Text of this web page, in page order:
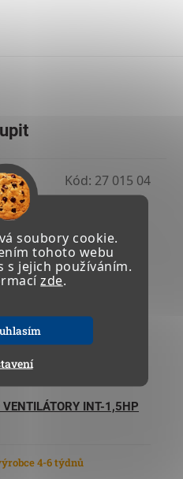
soubory cookie.
tohoto webu
s jejich používáním.
zde.
INT-1,5HP
4-6 týdnů
Kód: 27 015 04